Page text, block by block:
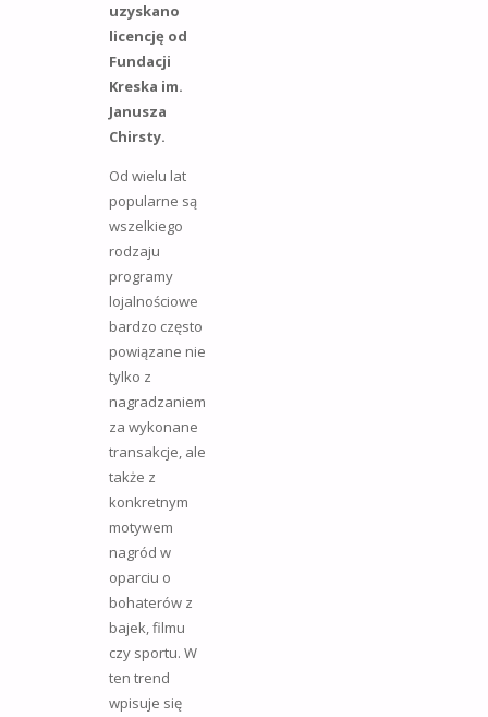
uzyskano
licencję od
Fundacji
Kreska im.
Janusza
Chirsty.
Od wielu lat
popularne są
wszelkiego
rodzaju
programy
lojalnościowe
bardzo często
powiązane nie
tylko z
nagradzaniem
za wykonane
transakcje, ale
także z
konkretnym
motywem
nagród w
oparciu o
bohaterów z
bajek, filmu
czy sportu. W
ten trend
wpisuje się